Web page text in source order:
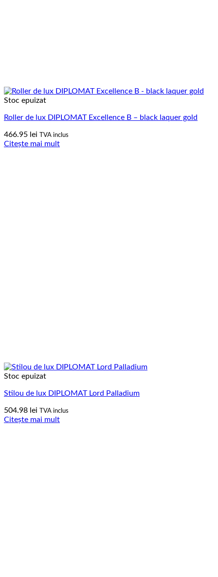
Stoc epuizat
Roller de lux DIPLOMAT Excellence B – black laquer gold
466.95 lei TVA inclus
Citește mai mult
Stoc epuizat
Stilou de lux DIPLOMAT Lord Palladium
504.98 lei TVA inclus
Citește mai mult